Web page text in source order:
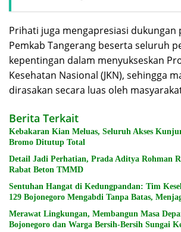
Prihati juga mengapresiasi dukungan
Pemkab Tangerang beserta seluruh
kepentingan dalam menyukseskan
Kesehatan Nasional (JKN), sehingga
dirasakan secara luas oleh
Berita Terkait
Kebakaran Kian Meluas, Seluruh Akses
Bromo Ditutup Total
Detail Jadi Perhatian, Prada Aditya Rohman
Rabat Beton TMMD
Sentuhan Hangat di Kedungpandan: Tim
129 Bojonegoro Mengabdi Tanpa Batas,
Merawat Lingkungan, Membangun Masa
Bojonegoro dan Warga Bersih-Bersih Sungai